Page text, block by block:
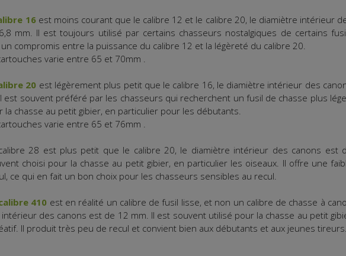
16est moins courant que le calibre 12 et le calibre 20, le diamiètre intérieur
mm. Il est toujours utilisé par certains chasseurs nostalgiques de certains
compromis entre la puissance du calibre 12 et la légèreté du calibre 20.
varie entre 65 et 70mm .
20 est légèrement plus petit que le calibre 16, le diamiètre intérieur des
est souvent préféré par les chasseurs qui recherchent un fusil de chasse plus
la chasse au petit gibier, en particulier pour les débutants.
varie entre 65 et 76mm .
28 est plus petit que le calibre 20, le diamiètre intérieur des canons est
choisi pour la chasse au petit gibier, en particulier les oiseaux. Il offre une
ce qui en fait un bon choix pour les chasseurs sensibles au recul.
410 est en réalité un calibre de fusil lisse, et non un calibre de chasse à
des canons est de 12 mm. Il est souvent utilisé pour la chasse au petit
Il produit très peu de recul et convient bien aux débutants et aux jeunes tireurs.